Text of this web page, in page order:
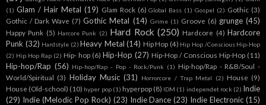
(1) Glam / Hair Metal (19) Glam Rock (6) Global Bass (1) Gospel (2) Gothic (3)
Gothic / Dark Wave (7) Gothic Metal (14) Grime (1) Groove (6) grunge (45)
Happy Punk (5) Harcore Punk (2) Hard Rock (250) Hardcore (4) Hardcore
Punk (32) Hardstyle (2) Heavy Metal (14) Hip Hop (4) Hip Hop /Conscious Hip-Hop
(2) Hip Hop Rap (2) Hip- hop (6) Hip-Hop (27) Hip-Hop / Conscious Hip-Hop (11)
Hip-hop/Rap (56) Hip-hop/Rap - Pop - Rock/Punk (1) Hip-hop/Rap - R&B/Soul -
World/Spiritual (3) Holiday Music (31) Horrorcore / Trap Metal (2) House (9)
House (Old-school) (10) hyper pop (1) hyperpop (8) IDM (1) independet rock (2) Indie
(29) Indie (Melodic Pop Rock) (23) Indie Dance (23) Indie Electronic (15)